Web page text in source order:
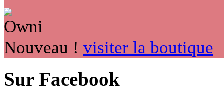
Nouveau ! visiter la boutique
Sur Facebook